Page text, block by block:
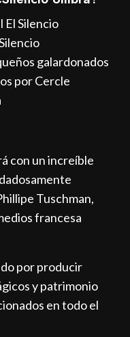
El Silencio
galardonados
por Cercle
con un increíble
Tuschman,
francesa
por producir
y patrimonio
en todo el